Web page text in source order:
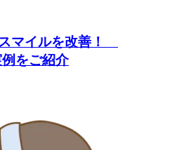
マイルを改善！
をご紹介